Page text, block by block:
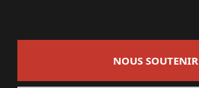
NOUS SOUTENIR